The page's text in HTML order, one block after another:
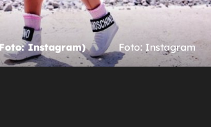
Instagram) Foto: Instagram